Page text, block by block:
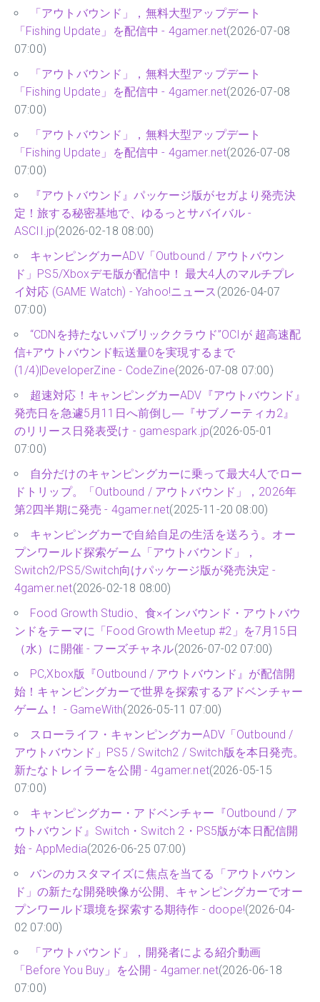
「アウトバウンド」，無料大型アップデート
「Fishing Update」を配信中 - 4gamer.net(2026-07-08
07:00)
「アウトバウンド」，無料大型アップデート
「Fishing Update」を配信中 - 4gamer.net(2026-07-08
07:00)
「アウトバウンド」，無料大型アップデート
「Fishing Update」を配信中 - 4gamer.net(2026-07-08
07:00)
『アウトバウンド』パッケージ版がセガより発売決
定！旅する秘密基地で、ゆるっとサバイバル -
ASCII.jp(2026-02-18 08:00)
キャンピングカーADV「Outbound / アウトバウン
ド」PS5/Xboxデモ版が配信中！ 最大4人のマルチプレ
イ対応 (GAME Watch) - Yahoo!ニュース (2026-04-07
07:00)
“CDNを持たないパブリッククラウド”OCIが 超高速配
信+アウトバウンド転送量0を実現するまで
(1/4)|DeveloperZine - CodeZine(2026-07-08 07:00)
超速対応！キャンピングカーADV『アウトバウンド』
発売日を急遽5月11日へ前倒し―『サブノーティカ2』
のリリース日発表受け - gamespark.jp(2026-05-01
07:00)
自分だけのキャンピングカーに乗って最大4人でロー
ドトリップ。「Outbound / アウトバウンド」，2026年
第2四半期に発売 - 4gamer.net(2025-11-20 08:00)
キャンピングカーで自給自足の生活を送ろう。オー
プンワールド探索ゲーム「アウトバウンド」，
Switch2/PS5/Switch向けパッケージ版が発売決定 -
4gamer.net(2026-02-18 08:00)
Food Growth Studio、食×インバウンド・アウトバウ
ンドをテーマに「Food Growth Meetup #2」を7月15日
（水）に開催 - フーズチャネル(2026-07-02 07:00)
PC,Xbox版『Outbound / アウトバウンド』が配信開
始！キャンピングカーで世界を探索するアドベンチャー
ゲーム！ - GameWith(2026-05-11 07:00)
スローライフ・キャンピングカーADV「Outbound /
アウトバウンド」PS5 / Switch2 / Switch版を本日発売。
新たなトレイラーを公開 - 4gamer.net(2026-05-15
07:00)
キャンピングカー・アドベンチャー『Outbound / ア
ウトバウンド』Switch・Switch 2・PS5版が本日配信開
始 - AppMedia(2026-06-25 07:00)
バンのカスタマイズに焦点を当てる「アウトバウン
ド」の新たな開発映像が公開、キャンピングカーでオー
プンワールド環境を探索する期待作 - doope!(2026-04-
02 07:00)
「アウトバウンド」，開発者による紹介動画
「Before You Buy」を公開 - 4gamer.net(2026-06-18
07:00)